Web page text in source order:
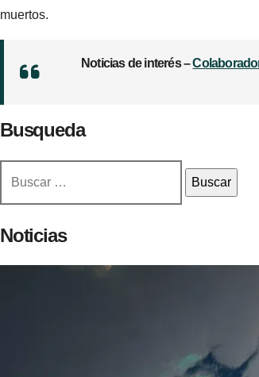
muertos.
Noticias de interés –
Busqueda
Noticias